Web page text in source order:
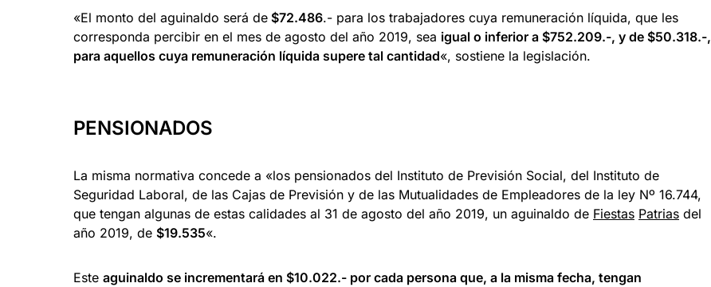
«El monto del aguinaldo será de $72.486.- para los trabajadores cuya remuneración líquida, que les
corresponda percibir en el mes de agosto del año 2019, sea igual o inferior a $752.209.-, y de $50.318.-,
para aquellos cuya remuneración líquida supere tal cantidad«, sostiene la legislación.
PENSIONADOS
La misma normativa concede a «los pensionados del Instituto de Previsión Social, del Instituto de
Seguridad Laboral, de las Cajas de Previsión y de las Mutualidades de Empleadores de la ley Nº 16.744,
que tengan algunas de estas calidades al 31 de agosto del año 2019, un aguinaldo de Fiestas Patrias del
año 2019, de $19.535«.
Este aguinaldo se incrementará en $10.022.- por cada persona que, a la misma fecha, tengan